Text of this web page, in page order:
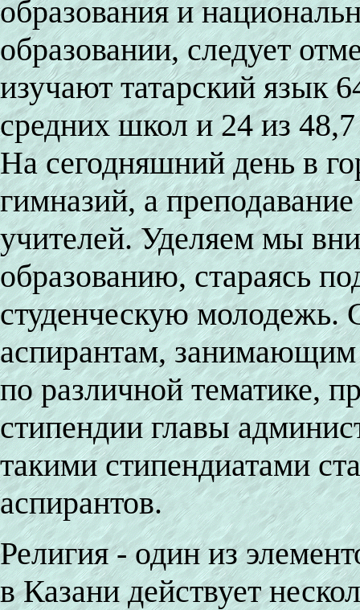
образования и
образовании, следует
изучают татарский язык
средних школ и 24 из
На сегодняшний день в
гимназий, а
учителей. Уделяем мы
образованию, стараясь
студенческую молодежь.
аспирантам, занимающим
по различной тематике,
стипендии главы
такими стипендиатами
аспирантов.
Религия - один из
в Казани действует